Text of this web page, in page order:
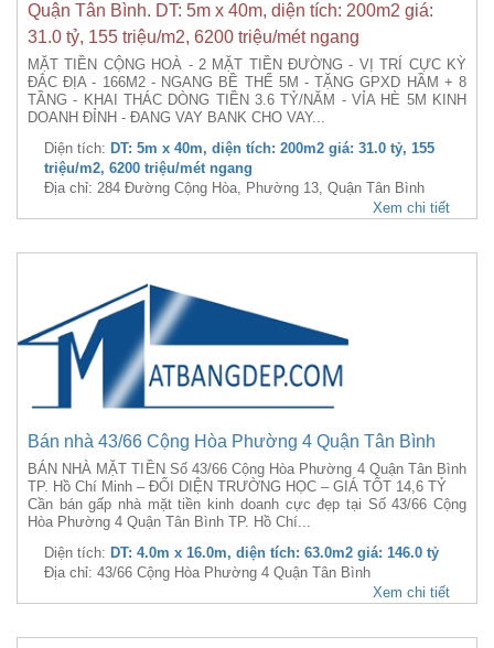
Quận Tân Bình. DT: 5m x 40m, diện tích: 200m2 giá:
31.0 tỷ, 155 triệu/m2, 6200 triệu/mét ngang
MẶT TIỀN CỘNG HOÀ - 2 MẶT TIỀN ĐƯỜNG - VỊ TRÍ CỰC KỲ
ĐẮC ĐỊA - 166M2 - NGANG BỀ THẾ 5M - TẶNG GPXD HẦM + 8
TẦNG - KHAI THÁC DÒNG TIỀN 3.6 TỶ/NĂM - VỈA HÈ 5M KINH
DOANH ĐỈNH - ĐANG VAY BANK CHO VAY...
Diện tích: DT: 5m x 40m, diện tích: 200m2 giá: 31.0 tỷ, 155
triệu/m2, 6200 triệu/mét ngang
Địa chỉ: 284 Đường Cộng Hòa, Phường 13, Quận Tân Bình
Xem chi tiết
Bán nhà 43/66 Cộng Hòa Phường 4 Quận Tân Bình
BÁN NHÀ MẶT TIỀN Số 43/66 Cộng Hòa Phường 4 Quận Tân Bình
TP. Hồ Chí Minh – ĐỐI DIỆN TRƯỜNG HỌC – GIÁ TỐT 14,6 TỶ
Cần bán gấp nhà mặt tiền kinh doanh cực đẹp tại Số 43/66 Cộng
Hòa Phường 4 Quận Tân Bình TP. Hồ Chí...
Diện tích: DT: 4.0m x 16.0m, diện tích: 63.0m2 giá: 146.0 tỷ
Địa chỉ: 43/66 Cộng Hòa Phường 4 Quận Tân Bình
Xem chi tiết